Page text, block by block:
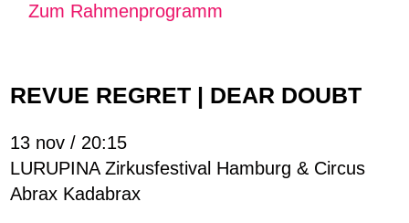
Zum Rahmenprogramm
REVUE REGRET | DEAR DOUBT
13 nov / 20:15
LURUPINA Zirkusfestival Hamburg & Circus
Abrax Kadabrax